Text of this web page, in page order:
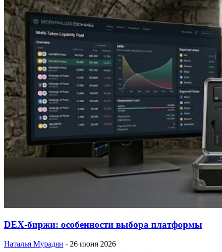
DEX-биржи: особенности выбора платформы
Наталья Мурадян - 26 июня 2026